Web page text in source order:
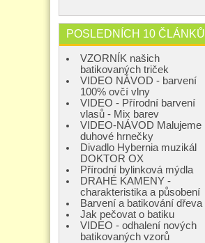
POSLEDNÍCH 10 ČLÁNKŮ
VZORNÍK našich
batikovaných triček
VIDEO NÁVOD - barvení
100% ovčí vlny
VIDEO - Přírodní barvení
vlasů - Mix barev
VIDEO-NÁVOD Malujeme
duhové hrnečky
Divadlo Hybernia muzikál
DOKTOR OX
Přírodní bylinková mýdla
DRAHÉ KAMENY -
charakteristika a působení
Barvení a batikování dřeva
Jak pečovat o batiku
VIDEO - odhalení nových
batikovaných vzorů